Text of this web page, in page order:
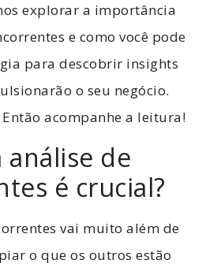
explorar a importância
e como você pode
para descobrir insights
o seu negócio.
acompanhe a leitura!
análise de
é crucial?
vai muito além de
o que os outros estão